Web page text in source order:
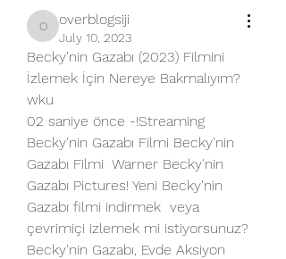
overblogsiji
overblogsiji
July 10, 2023
Becky'nin Gazabı (2023) Filmini
İzlemek İçin Nereye Bakmalıyım?
wku
02 saniye önce -!Streaming
Becky'nin Gazabı Filmi Becky'nin
Gazabı Filmi  Warner Becky'nin
Gazabı Pictures! Yeni Becky'nin
Gazabı filmi indirmek  veya
çevrimiçi izlemek mi istiyorsunuz?
Becky'nin Gazabı, Evde Aksiyon